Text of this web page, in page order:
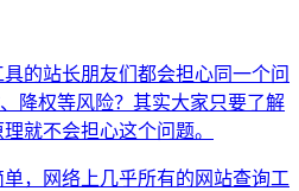
的站长朋友们都会担心同一个问
降权等风险？其实大家只要了解
就不会担心这个问题。
，网络上几乎所有的网站查询工